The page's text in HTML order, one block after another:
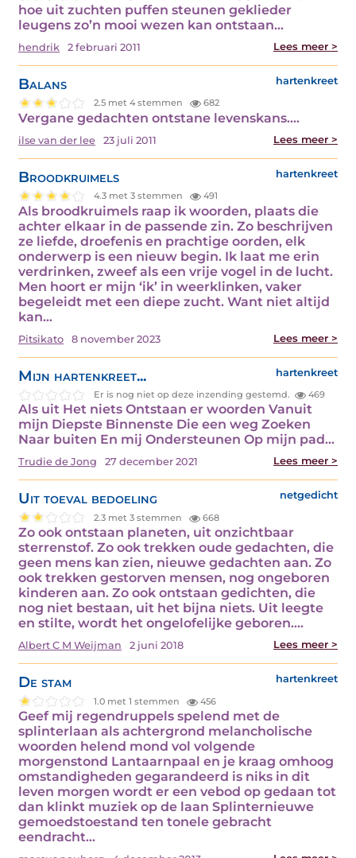
hoe uit zuchten puffen steunen geklieder
leugens zo’n mooi wezen kan ontstaan…
hendrik 2 februari 2011 Lees meer >
Balans hartenkreet
2.5 met 4 stemmen 682
Vergane gedachten ontstane levenskans.…
ilse van der lee 23 juli 2011 Lees meer >
Broodkruimels hartenkreet
4.3 met 3 stemmen 491
Als broodkruimels raap ik woorden, plaats die
achter elkaar in de passende zin. Zo beschrijven
ze liefde, droefenis en prachtige oorden, elk
onderwerp is een nieuw begin. Ik laat me erin
verdrinken, zweef als een vrije vogel in de lucht.
Men hoort er mijn ‘ik’ in weerklinken, vaker
begeleidt met een diepe zucht. Want niet altijd
kan…
Pitsikato 8 november 2023 Lees meer >
Mijn hartenkreet... hartenkreet
Er is nog niet op deze inzending gestemd. 469
Als uit Het niets Ontstaan er woorden Vanuit
mijn Diepste Binnenste Die een weg Zoeken
Naar buiten En mij Ondersteunen Op mijn pad…
Trudie de Jong 27 december 2021 Lees meer >
Uit toeval bedoeling netgedicht
2.3 met 3 stemmen 668
Zo ook ontstaan planeten, uit onzichtbaar
sterrenstof. Zo ook trekken oude gedachten, die
geen mens kan zien, nieuwe gedachten aan. Zo
ook trekken gestorven mensen, nog ongeboren
kinderen aan. Zo ook ontstaan gedichten, die
nog niet bestaan, uit het bijna niets. Uit leegte
en stilte, wordt het ongelofelijke geboren.…
Albert C M Weijman 2 juni 2018 Lees meer >
De stam hartenkreet
1.0 met 1 stemmen 456
Geef mij regendruppels spelend met de
splinterlaan als achtergrond melancholische
woorden helend mond vol volgende
morgenstond Lantaarnpaal en je kraag omhoog
omstandigheden gegarandeerd is niks in dit
leven morgen wordt er een vebod op gedaan tot
dan klinkt muziek op de laan Splinternieuwe
gemoedstoestand ten tonele gebracht
eendracht…